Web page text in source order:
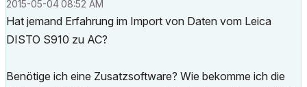
‎2015-05-0408:52 AM
Hat jemand Erfahrung im Import von Daten vom Leica
DISTO S910 zu AC?
Benötige ich eine Zusatzsoftware? Wie bekomme ich die